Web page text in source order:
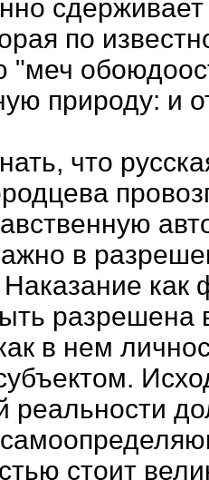
сдерживает
по
природу: и
что
в
Наказание
разрешена
в нем
реальности
стоит